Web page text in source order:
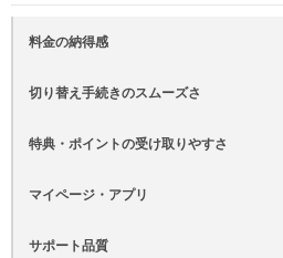
料金の納得感
切り替え手続きのスムーズさ
特典・ポイントの受け取りやすさ
マイページ・アプリ
サポート品質